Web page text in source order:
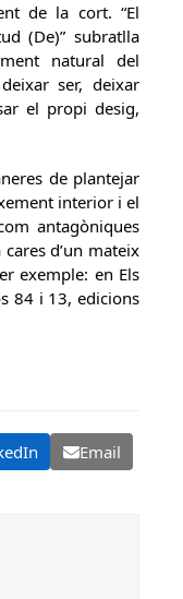
de la cort. “El
(De)” subratlla
natural del
ser, deixar
el propi desig,
de plantejar
interior i el
antagòniques
d’un mateix
exemple: en Els
84 i 13, edicions
Email